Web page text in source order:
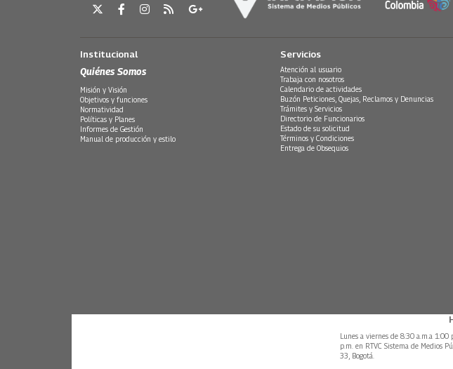
Institucional
Quiénes Somos
Misión y Visión
Objetivos y funciones
Normatividad
Políticas y Planes
Informes de Gestión
Manual de producción y estilo
Servicios
Atención al usuario
Trabaja con nosotros
Calendario de actividades
Buzón Peticiones, Quejas, Reclamos y Denuncias
Trámites y Servicios
Directorio de Funcionarios
Estado de su solicitud
Términos y Condiciones
Entrega de Obsequios
Lunes a viernes de 8:30 a.m.a 1:00
p.m. en RTVC Sistema de Medios
33, Bogotá.